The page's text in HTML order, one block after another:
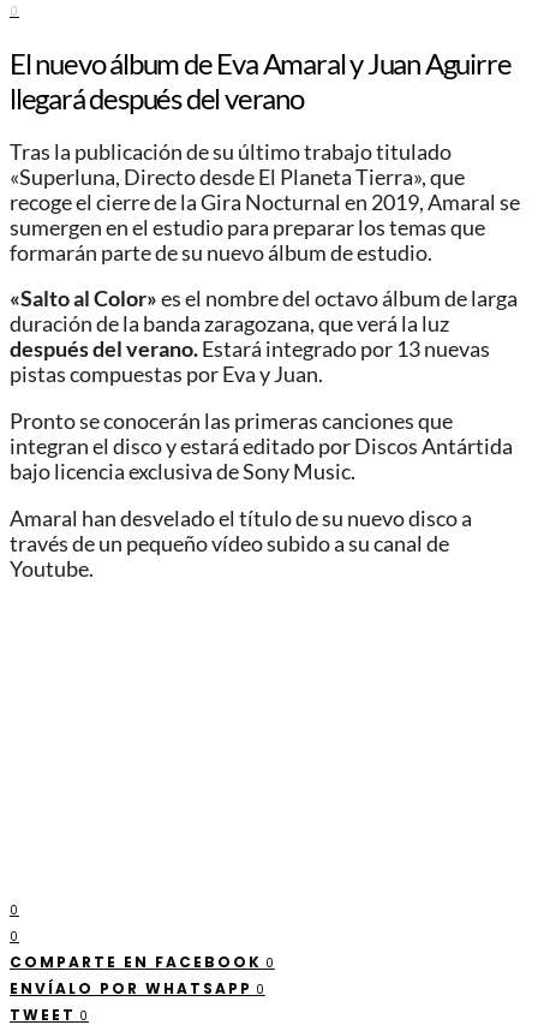
0
El nuevo álbum de Eva Amaral y Juan Aguirre
llegará después del verano
Tras la publicación de su último trabajo titulado
«Superluna, Directo desde El Planeta Tierra», que
recoge el cierre de la Gira Nocturnal en 2019, Amaral se
sumergen en el estudio para preparar los temas que
formarán parte de su nuevo álbum de estudio.
«Salto al Color»es el nombre del octavo álbum de larga
duración de la banda zaragozana, que verá la luz
después del verano.Estará integrado por 13 nuevas
pistas compuestas por Eva y Juan.
Pronto se conocerán las primeras canciones que
integran el disco y estará editado por Discos Antártida
bajo licencia exclusiva de Sony Music.
Amaral han desvelado el título de su nuevo disco a
través de un pequeño vídeo subido a su canal de
Youtube.
0
0
COMPARTE EN FACEBOOK 0
ENVÍALO POR WHATSAPP 0
TWEET 0